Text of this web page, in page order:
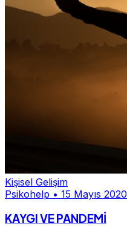
Kişisel Gelişim
Psikohelp • 15 Mayıs 2020
KAYGI VE PANDEMİ